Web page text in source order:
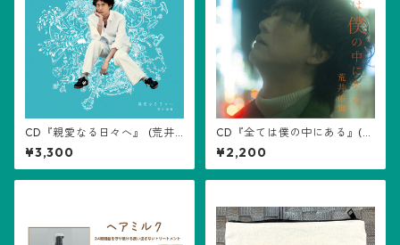
CD『親愛なる日々へ』 (荒井
佑輝)
¥3,300
CD『全ては僕の中にある』(荒
井佑輝)
¥2,200